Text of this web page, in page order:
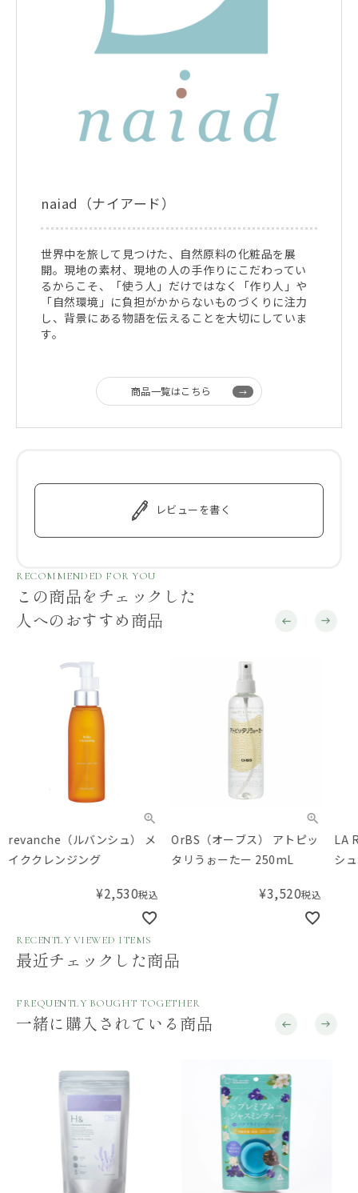
naiad（ナイアード）
世界中を旅して見つけた、自然原料の化粧品を展
開。現地の素材、現地の人の手作りにこだわってい
るからこそ、「使う人」だけではなく「作り人」や
「自然環境」に負担がかからないものづくりに注力
し、背景にある物語を伝えることを大切にしていま
す。
商品一覧はこちら
レビューを書く
RECOMMENDED FOR YOU
この商品をチェックした
人へのおすすめ商品
revanche（ルバンシュ） メ
イククレンジング
¥2,530税込
OrBS（オーブス） アトピッ
タリうぉーたー 250mL
¥3,520税込
LA
シ
RECENTLY VIEWED ITEMS
最近チェックした商品
FREQUENTLY BOUGHT TOGETHER
一緒に購入されている商品